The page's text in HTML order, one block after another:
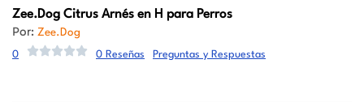
Zee.Dog Citrus Arnés en H para Perros
Por: Zee.Dog
0 0 Reseñas Preguntas y Respuestas